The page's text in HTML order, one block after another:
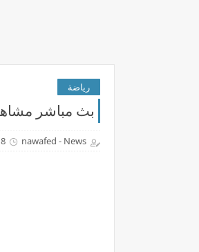
رياضة
بث مباشر
nawafed - News
18